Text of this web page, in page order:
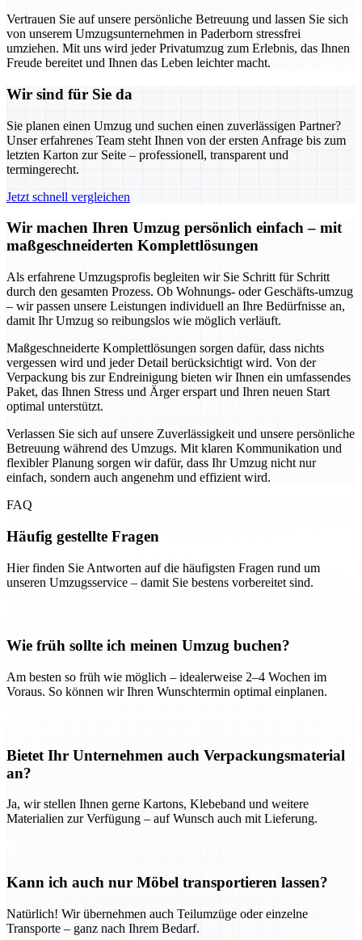
Vertrauen Sie auf unsere persönliche Betreuung und lassen Sie sich
von unserem Umzugsunternehmen in Paderborn stressfrei
umziehen. Mit uns wird jeder Privatumzug zum Erlebnis, das Ihnen
Freude bereitet und Ihnen das Leben leichter macht.
Wir sind für Sie da
Sie planen einen Umzug und suchen einen zuverlässigen Partner?
Unser erfahrenes Team steht Ihnen von der ersten Anfrage bis zum
letzten Karton zur Seite – professionell, transparent und
termingerecht.
Jetzt schnell vergleichen
Wir machen Ihren Umzug persönlich einfach – mit
maßgeschneiderten Komplettlösungen
Als erfahrene Umzugsprofis begleiten wir Sie Schritt für Schritt
durch den gesamten Prozess. Ob Wohnungs- oder Geschäfts-umzug
– wir passen unsere Leistungen individuell an Ihre Bedürfnisse an,
damit Ihr Umzug so reibungslos wie möglich verläuft.
Maßgeschneiderte Komplettlösungen sorgen dafür, dass nichts
vergessen wird und jeder Detail berücksichtigt wird. Von der
Verpackung bis zur Endreinigung bieten wir Ihnen ein umfassendes
Paket, das Ihnen Stress und Ärger erspart und Ihren neuen Start
optimal unterstützt.
Verlassen Sie sich auf unsere Zuverlässigkeit und unsere persönliche
Betreuung während des Umzugs. Mit klaren Kommunikation und
flexibler Planung sorgen wir dafür, dass Ihr Umzug nicht nur
einfach, sondern auch angenehm und effizient wird.
FAQ
Häufig gestellte Fragen
Hier finden Sie Antworten auf die häufigsten Fragen rund um
unseren Umzugsservice – damit Sie bestens vorbereitet sind.
Wie früh sollte ich meinen Umzug buchen?
Am besten so früh wie möglich – idealerweise 2–4 Wochen im
Voraus. So können wir Ihren Wunschtermin optimal einplanen.
Bietet Ihr Unternehmen auch Verpackungsmaterial
an?
Ja, wir stellen Ihnen gerne Kartons, Klebeband und weitere
Materialien zur Verfügung – auf Wunsch auch mit Lieferung.
Kann ich auch nur Möbel transportieren lassen?
Natürlich! Wir übernehmen auch Teilumzüge oder einzelne
Transporte – ganz nach Ihrem Bedarf.